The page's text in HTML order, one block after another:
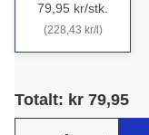
79,95 kr/stk.
(228,43 kr/l)
Totalt: kr 79,95